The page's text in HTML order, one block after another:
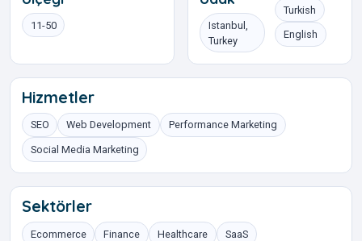
11-50
Istanbul,
Turkey
Turkish
English
Hizmetler
SEO Web Development Performance Marketing
Social Media Marketing
Sektörler
Ecommerce Finance Healthcare SaaS